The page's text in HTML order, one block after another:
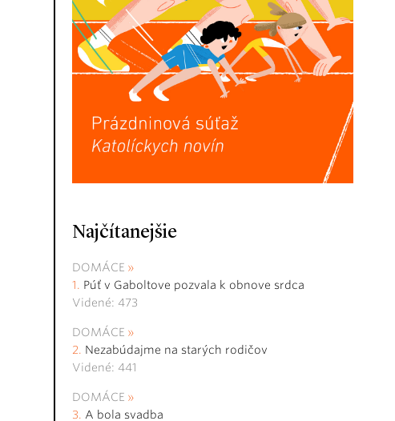
Najčítanejšie
DOMÁCE
Púť v Gaboltove pozvala k obnove srdca
Videné: 473
DOMÁCE
Nezabúdajme na starých rodičov
Videné: 441
DOMÁCE
A bola svadba